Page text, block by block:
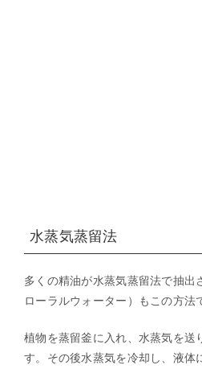
水蒸気蒸留法
多くの精油が水蒸気蒸留法で抽出
ローラルウォーター）もこの方法
植物を蒸留釜に入れ、水蒸気を送
す。その後水蒸気を冷却し、液体